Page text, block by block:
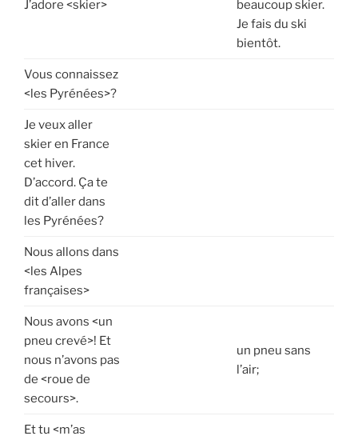
J’adore <skier>
beaucoup skier.
Je fais du ski
bientôt.
Vous connaissez
<les Pyrénées>?
Je veux aller
skier en France
cet hiver.
D’accord. Ça te
dit d’aller dans
les Pyrénées?
Nous allons dans
<les Alpes
françaises>
Nous avons <un
pneu crevé>! Et
nous n’avons pas
de <roue de
secours>.
un pneu sans
l’air;
Et tu <m’as